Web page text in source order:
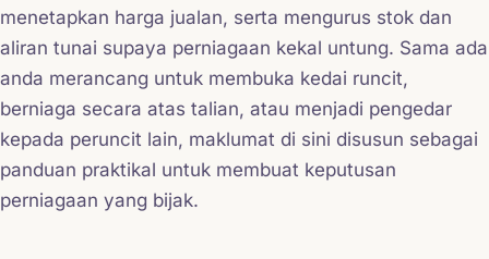
menetapkan harga jualan, serta mengurus stok dan
aliran tunai supaya perniagaan kekal untung. Sama ada
anda merancang untuk membuka kedai runcit,
berniaga secara atas talian, atau menjadi pengedar
kepada peruncit lain, maklumat di sini disusun sebagai
panduan praktikal untuk membuat keputusan
perniagaan yang bijak.